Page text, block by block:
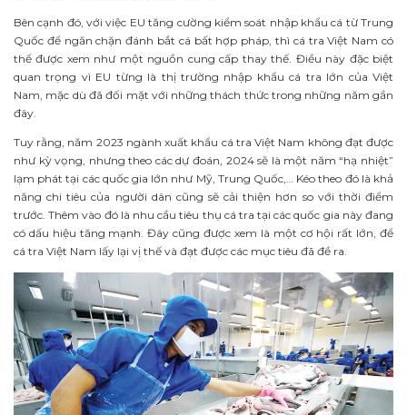
Bên cạnh đó, với việc EU tăng cường kiểm soát nhập khẩu cá từ Trung
Quốc để ngăn chặn đánh bắt cá bất hợp pháp, thì cá tra Việt Nam có
thể được xem như một nguồn cung cấp thay thế. Điều này đặc biệt
quan trọng vì EU từng là thị trường nhập khẩu cá tra lớn của Việt
Nam, mặc dù đã đối mặt với những thách thức trong những năm gần
đây.
Tuy rằng, năm 2023 ngành xuất khẩu cá tra Việt Nam không đạt được
như kỳ vọng, nhưng theo các dự đoán, 2024 sẽ là một năm “hạ nhiệt”
lạm phát tại các quốc gia lớn như Mỹ, Trung Quốc,… Kéo theo đó là khả
năng chi tiêu của người dân cũng sẽ cải thiện hơn so với thời điểm
trước. Thêm vào đó là nhu cầu tiêu thụ cá tra tại các quốc gia này đang
có dấu hiệu tăng mạnh. Đây cũng được xem là một cơ hội rất lớn, để
cá tra Việt Nam lấy lại vị thế và đạt được các mục tiêu đã đề ra.